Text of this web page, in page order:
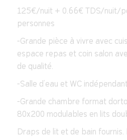
125€/nuit + 0.66€ TDS/nuit/
personnes
-Grande pièce à vivre avec
espace repas et coin salon
de qualité.
-Salle d’eau et WC indépendant
-Grande chambre format
80x200 modulables en lits
Draps de lit et de bain